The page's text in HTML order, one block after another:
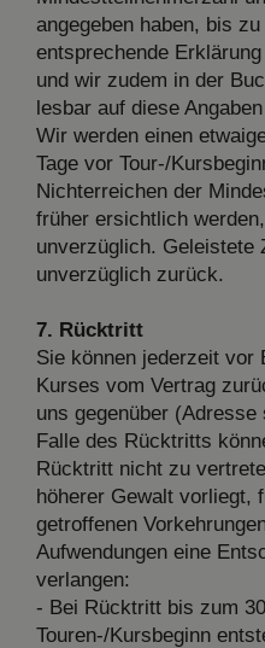
angegeben haben, bis
entsprechende
und wir zudem in der
lesbar auf diese
Wir werden einen
Tage vor Tour-/
Nichterreichen der
früher ersichtlich
unverzüglich. Geleistete
unverzüglich zurück.
7. Rücktritt
Sie können jederzeit vor
Kurses vom Vertrag
uns gegenüber
Falle des Rücktritts
Rücktritt nicht zu
höherer Gewalt vorliegt,
getroffenen
Aufwendungen eine
verlangen:
- Bei Rücktritt bis zum
Touren-/Kursbeginn